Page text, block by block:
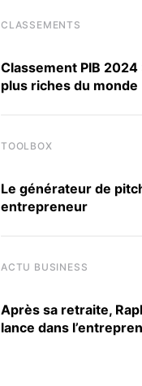
CLASSEMENTS
Classement PIB 2024
plus riches du monde
TOOLBOX
Le générateur de
entrepreneur
ACTU BUSINESS
Après sa retraite,
lance dans